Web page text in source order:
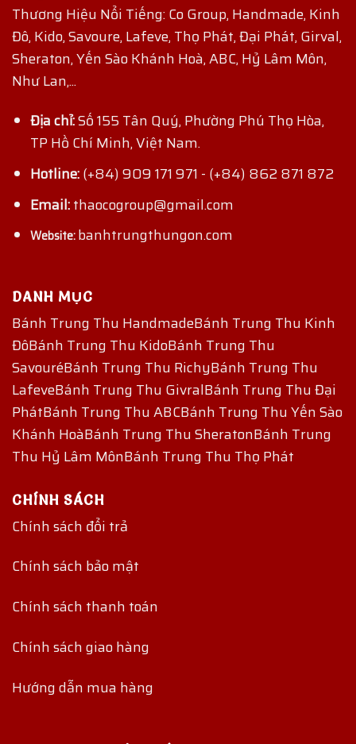
Thương Hiệu Nổi Tiếng: Co Group, Handmade, Kinh
Đô, Kido, Savoure, Lafeve, Thọ Phát, Đại Phát, Girval,
Sheraton, Yến Sào Khánh Hoà, ABC, Hỷ Lâm Môn,
Như Lan,...
Địa chỉ:Số 155 Tân Quý, Phường Phú Thọ Hòa,
TP Hồ Chí Minh, Việt Nam.
Hotline:(+84) 909 171 971 - (+84) 862 871 872
Email:thaocogroup@gmail.com
Website:banhtrungthungon.com
DANH MỤC
Bánh Trung Thu HandmadeBánh Trung Thu Kinh
ĐôBánh Trung Thu KidoBánh Trung Thu
SavouréBánh Trung Thu RichyBánh Trung Thu
LafeveBánh Trung Thu GivralBánh Trung Thu Đại
PhátBánh Trung Thu ABCBánh Trung Thu Yến Sào
Khánh HoàBánh Trung Thu SheratonBánh Trung
Thu Hỷ Lâm MônBánh Trung Thu Thọ Phát
CHÍNH SÁCH
Chính sách đổi trả
Chính sách bảo mật
Chính sách thanh toán
Chính sách giao hàng
Hướng dẫn mua hàng